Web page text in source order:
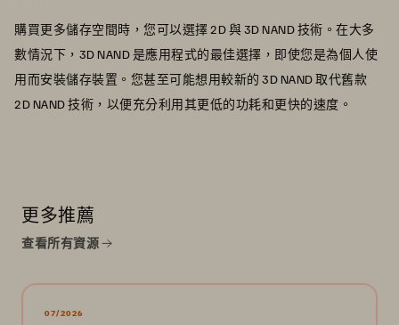
購買更多儲存空間時，您可以選擇 2D 與 3D NAND 技術。在大多
數情況下，3D NAND 是應用程式的最佳選擇，即使您是為個人使
用而安裝儲存裝置。您甚至可能想用較新的 3D NAND 取代舊款
2D NAND 技術，以便充分利用其更低的功耗和更快的速度。
更多推薦
查看所有資源
07/2026